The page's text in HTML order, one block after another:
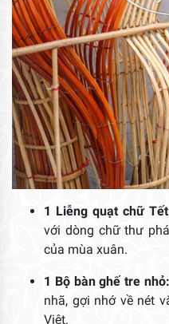
1 Liễng quạt chữ
với dòng chữ thư
của mùa xuân.
1 Bộ bàn ghế tre nhỏ:
nhã, gợi nhớ về nét
Việt.